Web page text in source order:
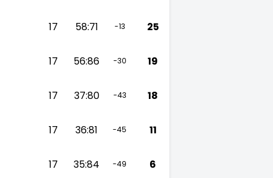
17 58:71 -13 25
17 56:86 -30 19
17 37:80 -43 18
17 36:81 -45 11
17 35:84 -49 6